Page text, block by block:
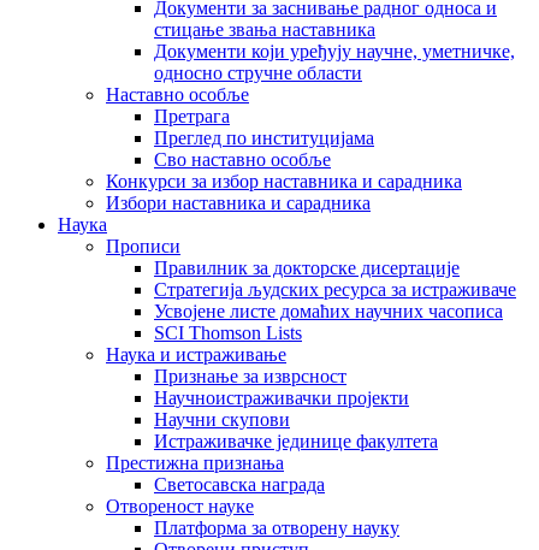
Документи за заснивање радног односа и
стицање звања наставника
Документи који уређују научне, уметничке,
односно стручне области
Наставно особље
Претрага
Преглед по институцијама
Сво наставно особље
Конкурси за избор наставника и сарадника
Избори наставника и сарадника
Наука
Прописи
Правилник за докторске дисертације
Стратегија људских ресурса за истраживаче
Усвојене листе домаћих научних часописа
SCI Thomson Lists
Наука и истраживање
Признање за изврсност
Научноистраживачки пројекти
Научни скупови
Истраживачке јединице факултета
Престижна признања
Светосавска награда
Отвореност науке
Платформа за отворену науку